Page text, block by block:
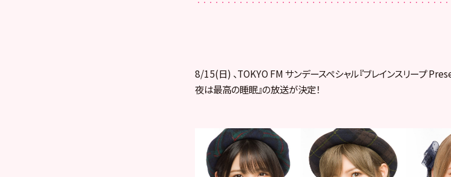
8/15(日) 、TOKYO FM サンデースペシャル『ブレインスリープ
夜は最高の睡眠』の放送が決定！